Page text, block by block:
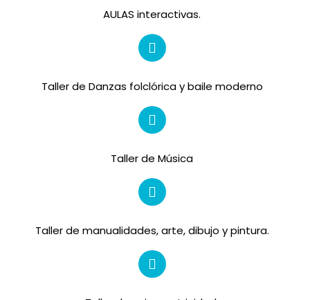
AULAS interactivas.
Taller de Danzas folclórica y baile moderno
Taller de Música
Taller de manualidades, arte, dibujo y pintura.